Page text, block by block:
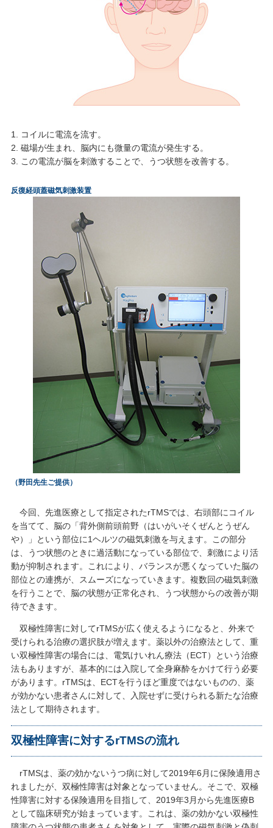
1. コイルに電流を流す。
2. 磁場が生まれ、脳内にも微量の電流が発生する。
3. この電流が脳を刺激することで、うつ状態を改善する。
反復経頭蓋磁気刺激装置
（野田先生ご提供）
今回、先進医療として指定されたrTMSでは、右頭部にコイル
を当てて、脳の「背外側前頭前野（はいがいそくぜんとうぜん
や）」という部位に1ヘルツの磁気刺激を与えます。この部分
は、うつ状態のときに過活動になっている部位で、刺激により活
動が抑制されます。これにより、バランスが悪くなっていた脳の
部位との連携が、スムーズになっていきます。複数回の磁気刺激
を行うことで、脳の状態が正常化され、うつ状態からの改善が期
待できます。
双極性障害に対してrTMSが広く使えるようになると、外来で
受けられる治療の選択肢が増えます。薬以外の治療法として、重
い双極性障害の場合には、電気けいれん療法（ECT）という治療
法もありますが、基本的には入院して全身麻酔をかけて行う必要
があります。rTMSは、ECTを行うほど重度ではないものの、薬
が効かない患者さんに対して、入院せずに受けられる新たな治療
法として期待されます。
双極性障害に対するrTMSの流れ
rTMSは、薬の効かないうつ病に対して2019年6月に保険適用さ
れましたが、双極性障害は対象となっていません。そこで、双極
性障害に対する保険適用を目指して、2019年3月から先進医療B
として臨床研究が始まっています。これは、薬の効かない双極性